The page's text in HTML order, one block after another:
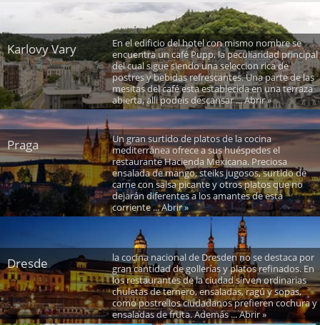
Karlovy Vary
En el edificio del hotel con mismo nombre se
encuentra un café Pupp, la peculiaridad principal
del cual sigue siendo una seleccion rica de
postres y bebidas refrescantes. Una parte de las
mesitas del café esta establecida en una terraza
abierta, alli podeis descansar ... Abrir »
Praga
Un gran surtido de platos de la cocina
mediterránea ofrece a sus huéspedes el
restaurante Hacienda Mexicana. Preciosa
ensalada de mango, steiks jugosos, surtido de
carne con salsa picante y otros platos que no
dejarán diferentes a los amantes de esta
corriente ... Abrir »
Dresde
la cocina nacional de Dresden no se destaca por
gran cantidad de gollerías y platos refinados. En
los restaurantes de la ciudad sirven ordinarias
chuletas de ternero, ensaladas, ragú y sopas,
como postre los ciudadanos prefieren cochura y
ensaladas de fruta. Además ... Abrir »